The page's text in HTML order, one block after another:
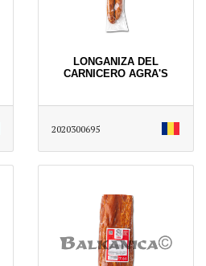
LONGANIZA DEL
CARNICERO AGRA'S
2020300695